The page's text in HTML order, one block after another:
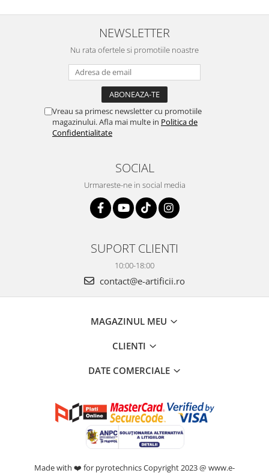
NEWSLETTER
Nu rata ofertele si promotiile noastre
Vreau sa primesc newsletter cu promotiile
magazinului. Afla mai multe in Politica de
Confidentialitate
SOCIAL
Urmareste-ne in social media
SUPORT CLIENTI
10:00-18:00
contact@e-artificii.ro
MAGAZINUL MEU
CLIENTI
DATE COMERCIALE
Made with ❤️ for pyrotechnics Copyright 2023 @ www.e-